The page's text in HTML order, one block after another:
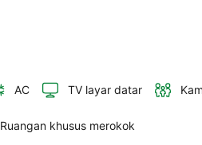
AC TV layar datar
Ruangan khusus merokok